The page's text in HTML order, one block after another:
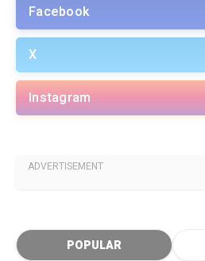
Facebook
X
Instagram
ADVERTISEMENT
POPULAR